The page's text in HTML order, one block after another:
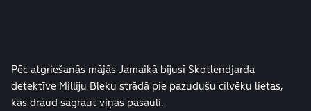
Pēc atgriešanās mājās Jamaikā bijusī Skotlendjarda
detektīve Milliju Bleku strādā pie pazudušu cilvēku lietas,
kas draud sagraut viņas pasauli.